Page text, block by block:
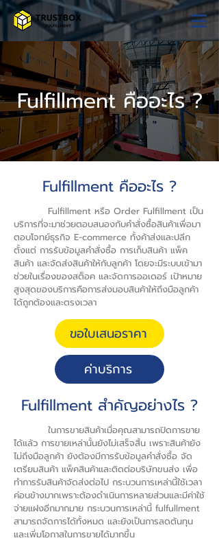
Fulfillment คืออะไร ?
Fulfillment คืออะไร ?
Fulfillment หรือ Order Fulfillment เป็น
บริการที่จะมาช่วยตอบสนองกับคำสั่งซื้อสินค้าเพื่อมา
ตอบโจทย์ธุรกิจ E-commerce ทั้งค้าส่งและปลีก
ตั้งแต่ การรับข้อมูลคำสั่งซื้อ การเก็บสินค้า แพ็ค
สินค้า และจัดส่งสินค้าให้กับลูกค้า โดยจะมีระบบเข้ามา
ช่วยในเรื่องของสต็อค และจัดการออเดอร์ เป้าหมาย
สูงสุดของบริการคือการส่งมอบสินค้าให้ถึงมือลูกค้า
ได้ถูกต้องและตรงเวลา
ขอใบเสนอราคา
ค่าบริการ
Fulfillment สำคัญอย่างไร ?
ในการขายสินค้าเมื่อคุณสามารถปิดการขาย
ได้แล้ว การขายเหล่านั้นยังไม่เสร็จสิ้น เพราะสินค้ายัง
ไม่ถึงมือลูกค้า ยังต้องมีการรับข้อมูลคำสั่งซื้อ จัด
เตรียมสินค้า แพ็คสินค้าและติดต่อบริษัทขนส่ง เพื่อ
ทำการรับสินค้าจัดส่งต่อไป กระบวนการเหล่านี้ใช้เวลา
ค่อนข้างมากเพราะต้องดำเนินการหลายส่วนและมีค่าใช้
จ่ายแฝงอีกมากมาย กระบวนการเหล่านี้ fulfullment
สามารถจัดการได้ทั้งหมด และยังเป็นการลดต้นทุน
และเพิ่มโอกาสในการขายได้มากขึ้น